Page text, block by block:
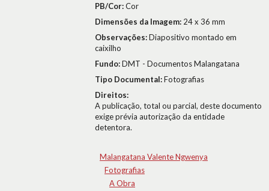
PB/Cor:Cor
Dimensões da Imagem: 24 x 36 mm
Observações:Diapositivo montado em
caixilho
Fundo:DMT - Documentos Malangatana
Tipo Documental:Fotografias
Direitos:
A publicação, total ou parcial, deste documento
exige prévia autorização da entidade
detentora.
Malangatana Valente Ngwenya
Fotografias
A Obra